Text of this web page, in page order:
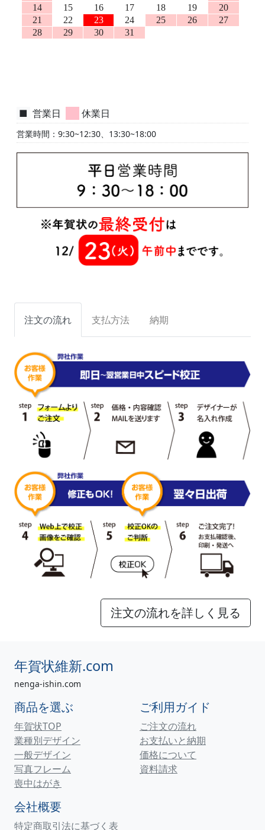
■ 営業日 休業日
営業時間：9:30~12:30、13:30~18:00
注文の流れ 支払方法 納期
注文の流れを詳しく見る
年賀状維新.com
nenga-ishin.com
商品を選ぶ
年賀状TOP
業種別デザイン
一般デザイン
写真フレーム
喪中はがき
ご利用ガイド
ご注文の流れ
お支払いと納期
価格について
資料請求
会社概要
特定商取引法に基づく表